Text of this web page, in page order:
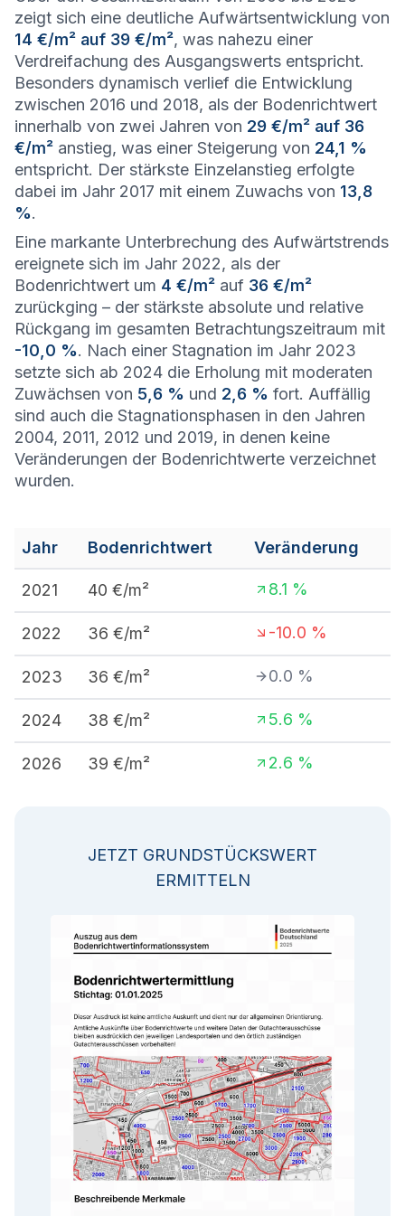
zeigt sich eine deutliche Aufwärtsentwicklung von
14 €/m² auf 39 €/m², was nahezu einer
Verdreifachung des Ausgangswerts entspricht.
Besonders dynamisch verlief die Entwicklung
zwischen 2016 und 2018, als der Bodenrichtwert
innerhalb von zwei Jahren von 29 €/m² auf 36
€/m² anstieg, was einer Steigerung von 24,1 %
entspricht. Der stärkste Einzelanstieg erfolgte
dabei im Jahr 2017 mit einem Zuwachs von 13,8
%.
Eine markante Unterbrechung des Aufwärtstrends
ereignete sich im Jahr 2022, als der
Bodenrichtwert um 4 €/m² auf 36 €/m²
zurückging – der stärkste absolute und relative
Rückgang im gesamten Betrachtungszeitraum mit
-10,0 %. Nach einer Stagnation im Jahr 2023
setzte sich ab 2024 die Erholung mit moderaten
Zuwächsen von 5,6 % und 2,6 % fort. Auffällig
sind auch die Stagnationsphasen in den Jahren
2004, 2011, 2012 und 2019, in denen keine
Veränderungen der Bodenrichtwerte verzeichnet
wurden.
Jahr Bodenrichtwert Veränderung
2021 40 €/m² 8.1 %
2022 36 €/m² -10.0 %
2023 36 €/m² 0.0 %
2024 38 €/m² 5.6 %
2026 39 €/m² 2.6 %
JETZT GRUNDSTÜCKSWERT
ERMITTELN